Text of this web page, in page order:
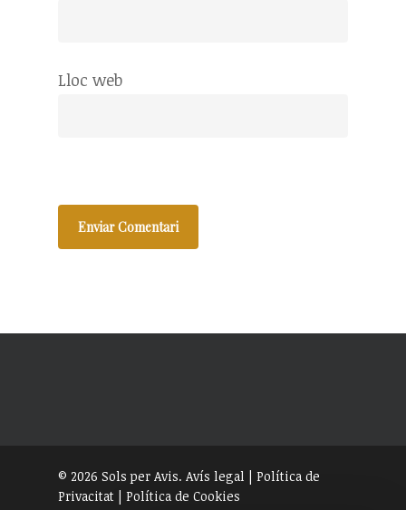
Lloc web
© 2026 Sols per Avis. Avís legal | Política de
Privacitat | Política de Cookies